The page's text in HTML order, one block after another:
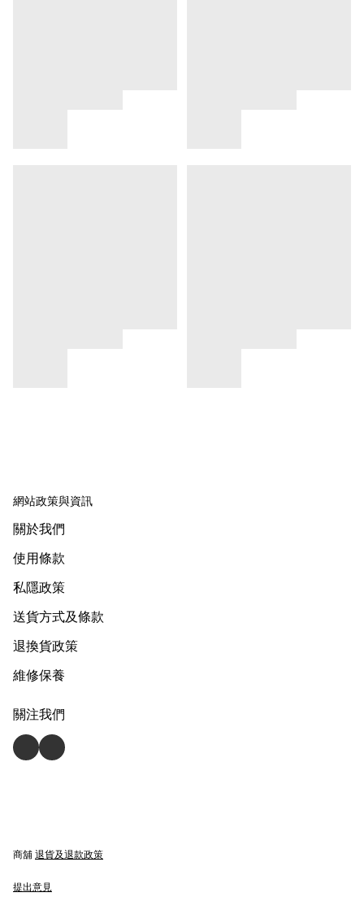
網站政策與資訊
關於我們
使用條款
私隱政策
送貨方式及條款
退換貨政策
維修保養
關注我們
商舖 退貨及退款政策
提出意見